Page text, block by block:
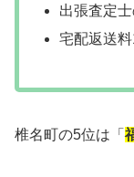
出張査定
宅配返送
椎名町の5位は「